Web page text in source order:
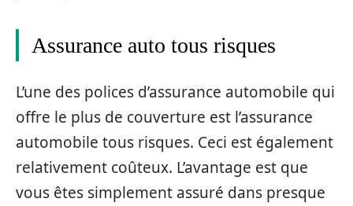
Assurance auto tous risques
L’une des polices d’assurance automobile qui
offre le plus de couverture est l’assurance
automobile tous risques. Ceci est également
relativement coûteux. L’avantage est que
vous êtes simplement assuré dans presque